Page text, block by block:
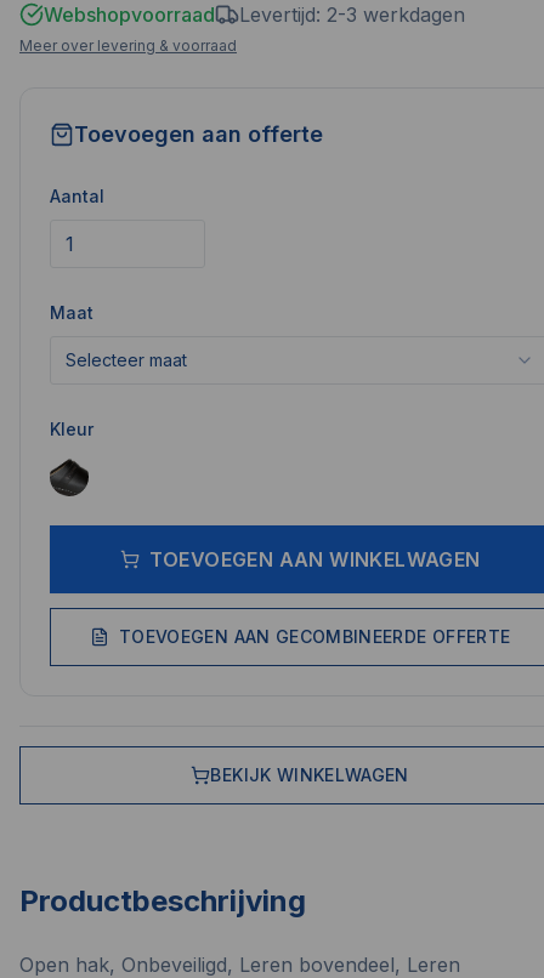
Webshopvoorraad Levertijd: 2-3 werkdagen
Meer over levering & voorraad
Toevoegen aan offerte
Aantal
Maat
Selecteer maat
Kleur
TOEVOEGEN AAN WINKELWAGEN
TOEVOEGEN AAN GECOMBINEERDE OFFERTE
BEKIJK WINKELWAGEN
Productbeschrijving
Open hak, Onbeveiligd, Leren bovendeel, Leren